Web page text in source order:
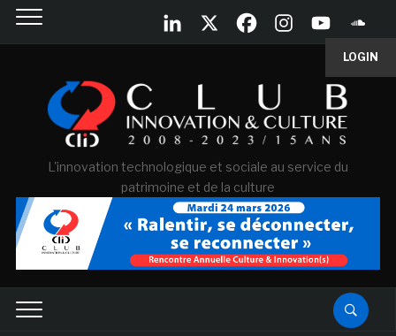
LOGIN
L'innovation technologique et sociale au service du
patrimoine et de la culture